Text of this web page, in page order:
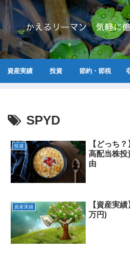
かえるリーマン 気軽に
資産実績 投資 節約・節税
SPYD
投資
【どっち
高配当株投
由
資産実績
【資産実
万円)